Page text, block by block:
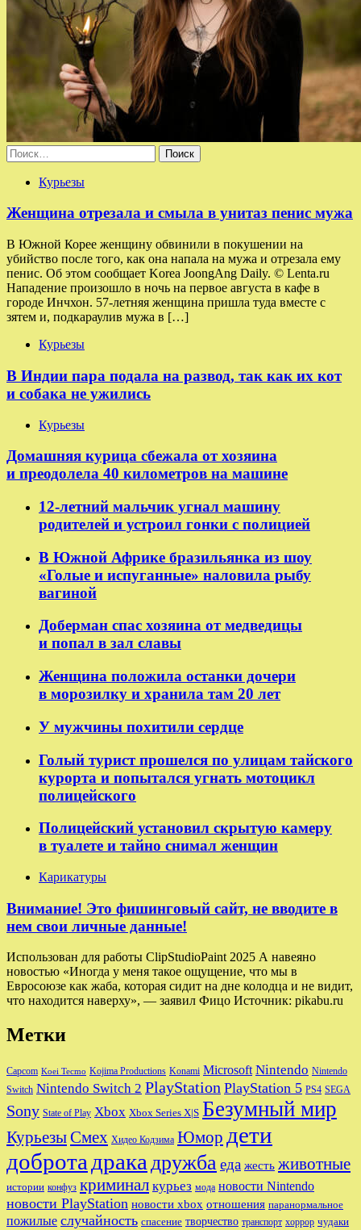
Найти:
Курьезы
Женщина отрезала и смыла в унитаз пенис мужа
В Южной Корее женщину обвинили в покушении на
убийство после того, как она напала на мужа и отрезала ему
пенис. Об этом сообщает Korea JoongAng Daily. © Lenta.ru
Нападение произошло в ночь на первое августа в кафе в
городе Инчхон. 57-летняя женщина пришла туда вместе с
зятем и, подкараулив мужа в […]
Курьезы
В Индии пара подала на развод, так как их кот
и собака не ужились
Курьезы
Домашняя курица сбежала от хозяина
и преодолела 40 километров на машине
12-летний мальчик угнал машину
родителей и устроил гонки с полицией
В Южной Африке бразильянка из шоу
«Голые и испуганные» наловила рыбу
вагиной
Доберман спас хозяина от медведицы
и попал в зал славы
Женщина положила останки дочери
в морозилку и хранила там 20 лет
У мужчины похитили сердце
Голый турист прошелся по улицам тайского
курорта и попытался угнать мотоцикл
полицейского
Полицейский установил скрытую камеру
в туалете и тайно снимал женщин
Карикатуры
Внимание! Это фишинговый сайт, не вводите в
нем свои личные данные!
Использован для работы ClipStudioPaint 2025 А навеяно
новостью «Иногда у меня такое ощущение, что мы в
Евросоюзе как жаба, которая сидит на дне колодца и не видит,
что находится наверху», — заявил Фицо Источник: pikabu.ru
Метки
Capcom Koei Tecmo Kojima Productions Konami Microsoft Nintendo Nintendo
Switch Nintendo Switch 2 PlayStation PlayStation 5 PS4 SEGA
Sony State of Play Xbox Xbox Series X|S Безумный мир
КурьезыСмех Хидео Кодзима Юмор дети
добротадракадружбаеда жесть животные
истории конфуз криминал курьез мода новости Nintendo
новости PlayStation новости xbox отношения паранормальное
пожилые случайность спасение творчество транспорт хоррор чудаки